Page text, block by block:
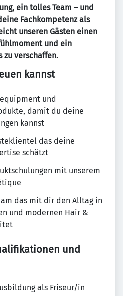
ein tolles Team – und
Fachkompetenz als
unseren Gästen einen
und ein
zu verschaffen.
kannst
und
damit du deine
kannst
das deine
schätzt
mit unserem
das mit dir den Alltag in
und modernen Hair &
und
als Friseur/in